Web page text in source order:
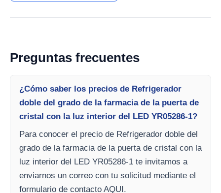
Preguntas frecuentes
¿Cómo saber los precios de Refrigerador
doble del grado de la farmacia de la puerta de
cristal con la luz interior del LED YR05286-1?
Para conocer el precio de Refrigerador doble del
grado de la farmacia de la puerta de cristal con la
luz interior del LED YR05286-1 te invitamos a
enviarnos un correo con tu solicitud mediante el
formulario de contacto AQUI.